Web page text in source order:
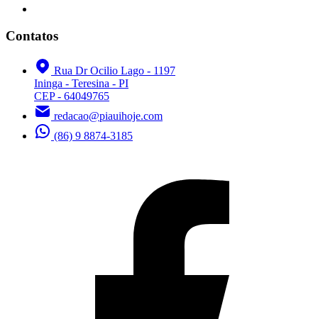
Contatos
Rua Dr Ocilio Lago - 1197
Ininga - Teresina - PI
CEP - 64049765
redacao@piauihoje.com
(86) 9 8874-3185